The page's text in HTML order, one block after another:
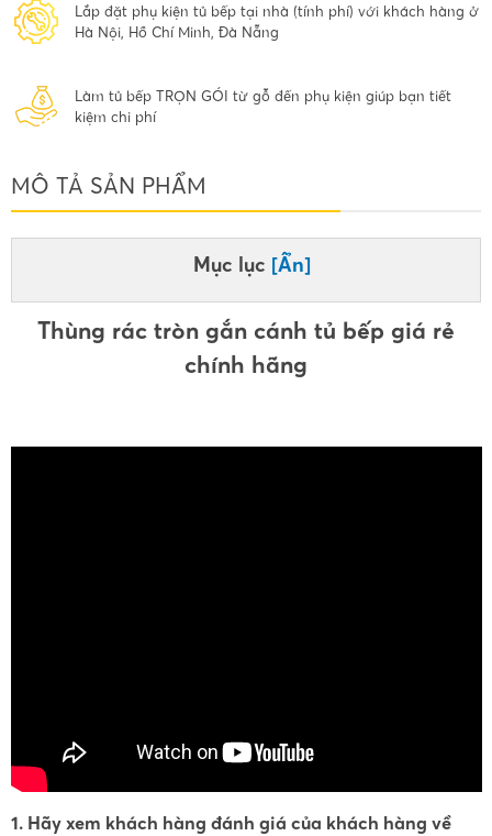
Lắp đặt phụ kiện tủ bếp tại nhà (tính phí) với khách hàng ở
Hà Nội, Hồ Chí Minh, Đà Nẵng
Làm tủ bếp TRỌN GÓI từ gỗ đến phụ kiện giúp bạn tiết
kiệm chi phí
MÔ TẢ SẢN PHẨM
Mục lục [Ẩn]
Thùng rác tròn gắn cánh tủ bếp giá rẻ
chính hãng
1. Hãy xem khách hàng đánh giá của khách hàng về